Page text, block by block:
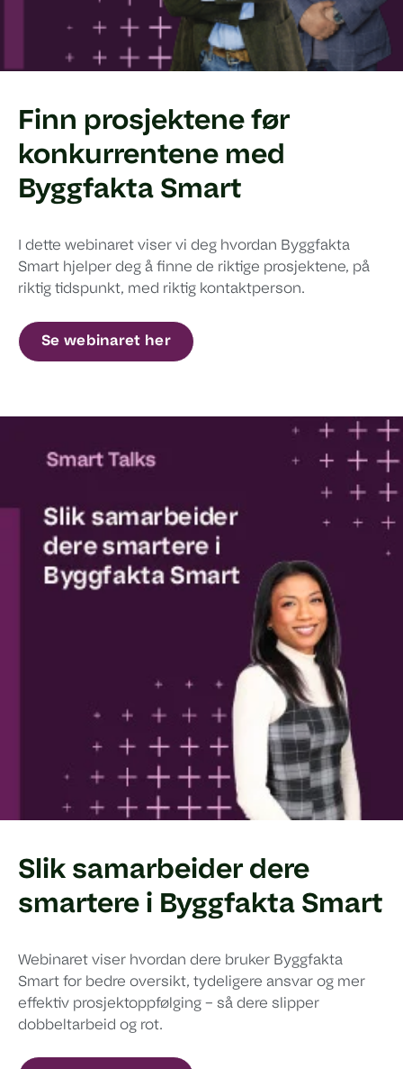
Finn prosjektene før
konkurrentene med
Byggfakta Smart
I dette webinaret viser vi deg hvordan Byggfakta
Smart hjelper deg å finne de riktige prosjektene, på
riktig tidspunkt, med riktig kontaktperson.
Se webinaret her
Slik samarbeider dere
smartere i Byggfakta Smart
Webinaret viser hvordan dere bruker Byggfakta
Smart for bedre oversikt, tydeligere ansvar og mer
effektiv prosjektoppfølging – så dere slipper
dobbeltarbeid og rot.